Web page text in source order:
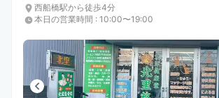
西船橋駅から徒歩4分
本日の営業時間 : 10:00〜19:00